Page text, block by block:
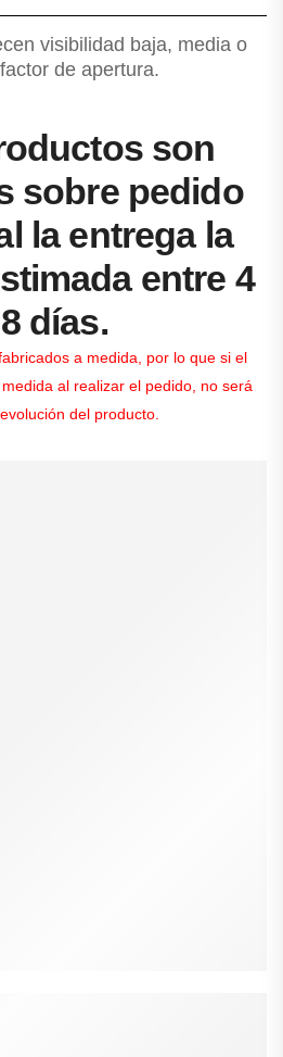
visibilidad baja, media o
de apertura.
son
sobre pedido
la entrega la
entre 4
días.
a medida, por lo que si el
al realizar el pedido, no será
del producto.